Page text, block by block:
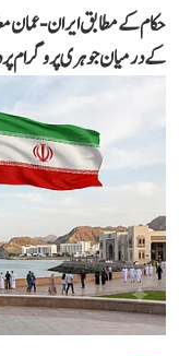
حکام کے مطابق ایران-عمان
کے درمیان جوہری پروگرام پر